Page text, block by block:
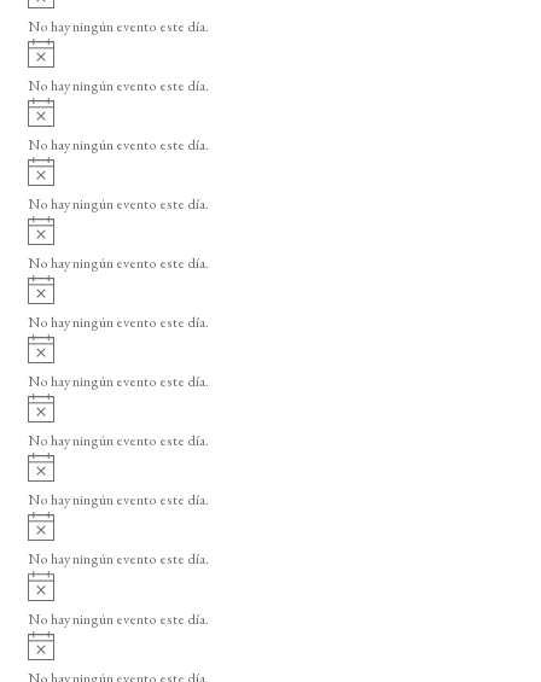
o
v
i
o
No hay ningún evento este día.
A
v
i
o
No hay ningún evento este día.
A
v
i
o
No hay ningún evento este día.
A
v
i
o
No hay ningún evento este día.
A
v
i
o
No hay ningún evento este día.
A
v
i
o
No hay ningún evento este día.
A
v
i
o
No hay ningún evento este día.
A
v
i
o
No hay ningún evento este día.
A
v
i
o
No hay ningún evento este día.
A
v
i
o
No hay ningún evento este día.
A
v
i
o
No hay ningún evento este día.
A
v
No hay ningún evento este día.